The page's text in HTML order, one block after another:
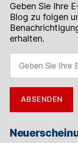
Geben Sie Ihre
Blog zu folgen
erhalten.
Sie
Ihre
E-
Mail-
Adresse
ABSENDEN